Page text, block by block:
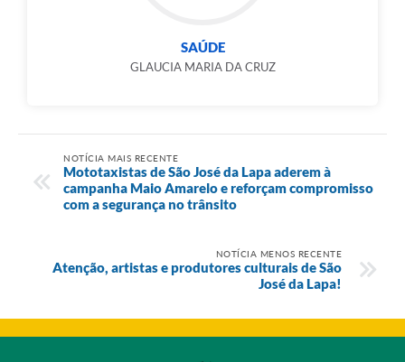
SAÚDE
GLAUCIA MARIA DA CRUZ
NOTÍCIA MAIS RECENTE
Mototaxistas de São José da Lapa aderem à
campanha Maio Amarelo e reforçam compromisso
com a segurança no trânsito
NOTÍCIA MENOS RECENTE
Atenção, artistas e produtores culturais de São
José da Lapa!